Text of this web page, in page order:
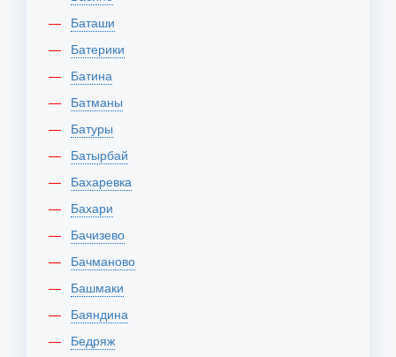
Баташи
Батерики
Батина
Батманы
Батуры
Батырбай
Бахаревка
Бахари
Бачизево
Бачманово
Башмаки
Баяндина
Бедряж